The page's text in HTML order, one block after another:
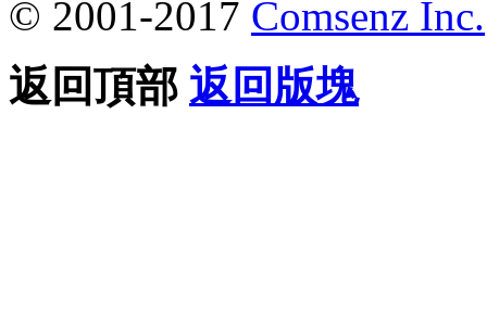
© 2001-2017 Comsenz Inc.
返回頂部 返回版塊